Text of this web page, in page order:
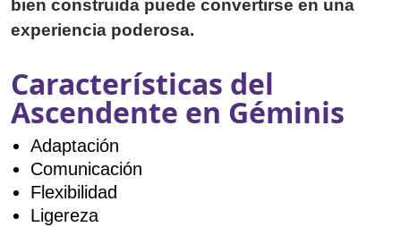
bien construida puede convertirse en una
experiencia poderosa.
Características del
Ascendente en Géminis
Adaptación
Comunicación
Flexibilidad
Ligereza